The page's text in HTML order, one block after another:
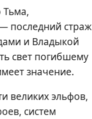
последний страж
и Владыкой
свет погибшему
значение.
великих эльфов,
систем